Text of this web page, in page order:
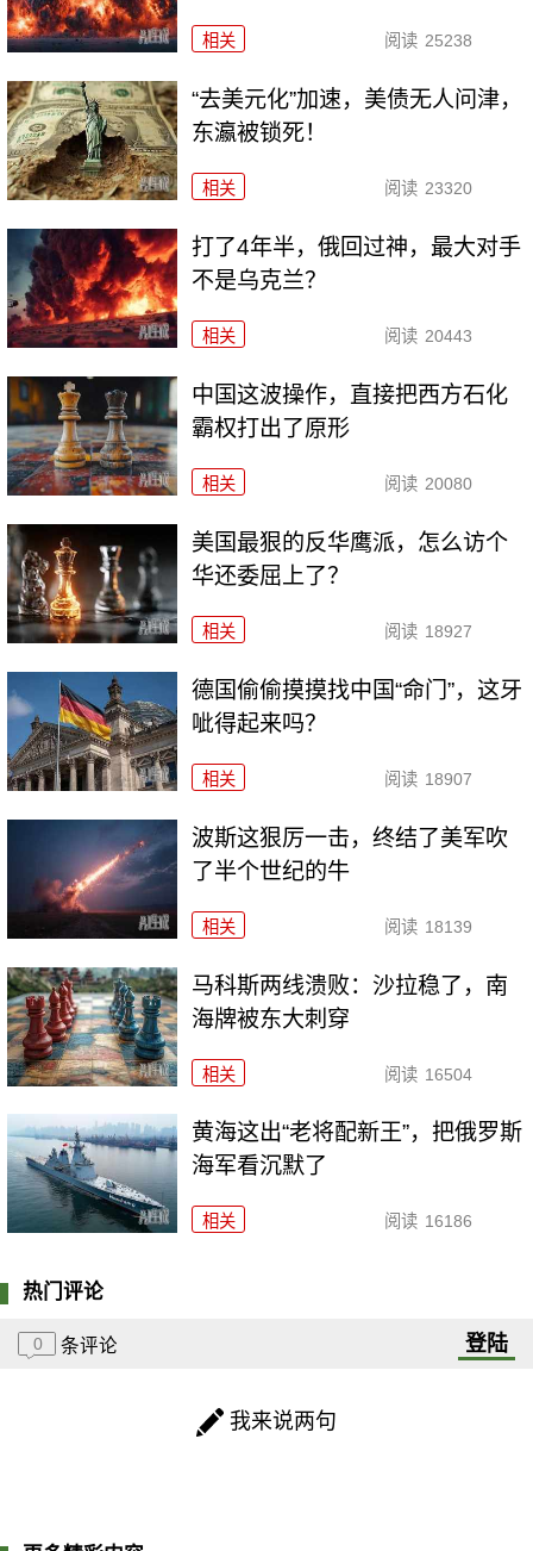
相关 阅读 25238
“去美元化”加速，美债无人问津，
东瀛被锁死！
相关 阅读 23320
打了4年半，俄回过神，最大对手
不是乌克兰？
相关 阅读 20443
中国这波操作，直接把西方石化
霸权打出了原形
相关 阅读 20080
美国最狠的反华鹰派，怎么访个
华还委屈上了？
相关 阅读 18927
德国偷偷摸摸找中国“命门”，这牙
呲得起来吗？
相关 阅读 18907
波斯这狠厉一击，终结了美军吹
了半个世纪的牛
相关 阅读 18139
马科斯两线溃败：沙拉稳了，南
海牌被东大刺穿
相关 阅读 16504
黄海这出“老将配新王”，把俄罗斯
海军看沉默了
相关 阅读 16186
热门评论
0 条评论 登陆
我来说两句